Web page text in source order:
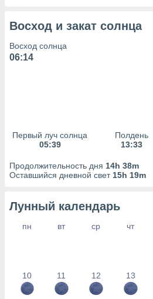
наших 1199
Восход и закат солнца
Восход солнца
06:14
Первый луч солнца
05:39
Полдень
13:33
Продолжительность дня 14h 38m
Оставшийся дневной свет 15h 19m
Лунный календарь
пн вт ср чт
10 11 12 13